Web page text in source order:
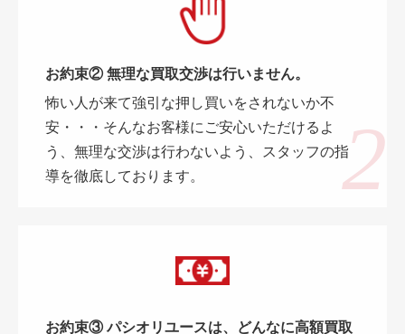
お約束② 無理な買取交渉は行いません。
怖い人が来て強引な押し買いをされないか不
安・・・そんなお客様にご安心いただけるよ
う、無理な交渉は行わないよう、スタッフの指
導を徹底しております。
お約束③ パシオリユースは、どんなに高額買取